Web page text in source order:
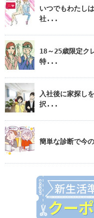
いつでもわたし
社...
18～25歳限定ク
特...
入社後に家探し
択...
簡単な診断で今